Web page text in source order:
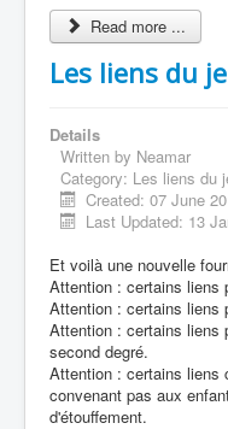
Read more ...
Les liens du
Details
Written by Neamar
Category: Les liens du
Created: 07 June
Last Updated: 13
Et voilà une nouvelle
Attention : certains liens
Attention : certains liens
Attention : certains liens
second degré.
Attention : certains liens
convenant pas aux
d'étouffement.